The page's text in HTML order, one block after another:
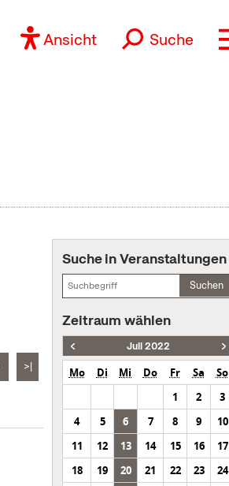
Ansicht Suche
>|
Suche in Veranstaltungen
Suchen
Zeitraum wählen
Juli 2022
Mo Di Mi Do Fr Sa
So
1
2
3
4
5 6 7 8 9
10
11
12 13 14 15 16
17
18
19 20 21 22 23
24